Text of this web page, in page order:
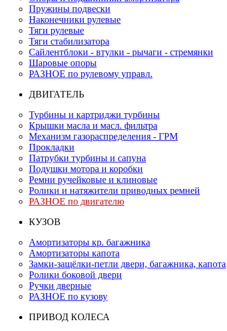
Пружины подвески
Наконечники рулевые
Тяги рулевые
Тяги стабилизатора
Сайлентблоки - втулки - рычаги - стремянки
Шаровые опоры
РАЗНОЕ по рулевому управл.
ДВИГАТЕЛЬ
Турбины и картриджи турбины
Крышки масла и масл. фильтра
Механизм газораспределения - ГРМ
Прокладки
Патрубки турбины и сапуна
Подушки мотора и коробки
Ремни ручейковые и клиновые
Ролики и натяжители приводных ремней
РАЗНОЕ по двигателю
КУЗОВ
Амортизаторы кр. багажника
Амортизаторы капота
Замки-защёлки-петли двери, багажника, капота
Ролики боковой двери
Ручки дверные
РАЗНОЕ по кузову
ПРИВОД КОЛЕСА